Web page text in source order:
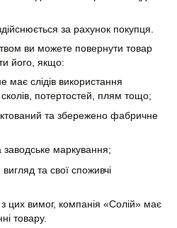
за рахунок покупця.
ви можете повернути товар
його, якщо:
має слідів використання
потертостей, плям тощо;
та збережено фабричне
заводське маркування;
та свої споживчі
цих вимог, компанія «Солій» має
товару.